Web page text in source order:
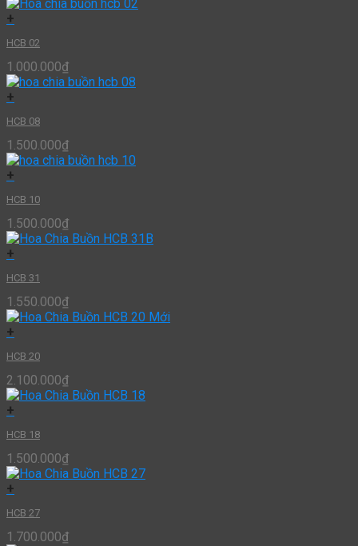
+
HCB 02
1.000.000₫
+
HCB 08
1.500.000₫
+
HCB 10
1.500.000₫
+
HCB 31
1.550.000₫
+
HCB 20
2.100.000₫
+
HCB 18
1.500.000₫
+
HCB 27
1.700.000₫